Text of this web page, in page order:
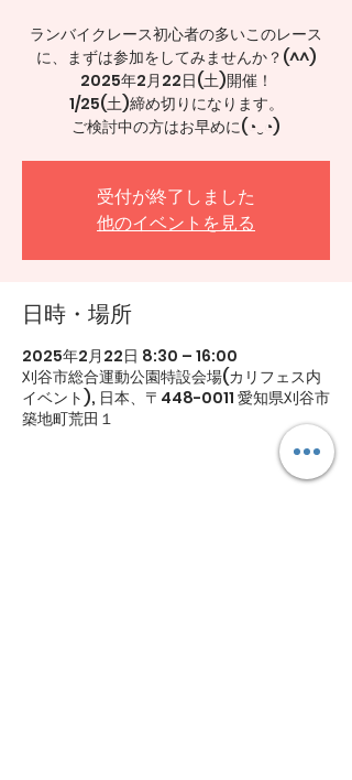
ランバイクレース初心者の多いこのレース
に、まずは参加をしてみませんか？(⁠^⁠^⁠)
2025年2月22日(土)開催！
1/25(土)締め切りになります。
ご検討中の方はお早めに(⁠◔⁠‿⁠◔⁠)
受付が終了しました
他のイベントを見る
日時・場所
2025年2月22日 8:30 – 16:00
刈谷市総合運動公園特設会場(カリフェス内
イベント), 日本、〒448-0011 愛知県刈谷市
築地町荒田１